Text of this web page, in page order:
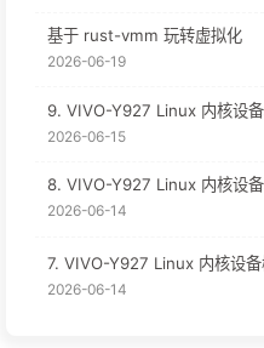
基于 rust-vmm 玩转虚拟化
2026-06-19
9. VIVO-Y927 Linux 内核设备
2026-06-15
8. VIVO-Y927 Linux 内核设备
2026-06-14
7. VIVO-Y927 Linux 内核设备
2026-06-14